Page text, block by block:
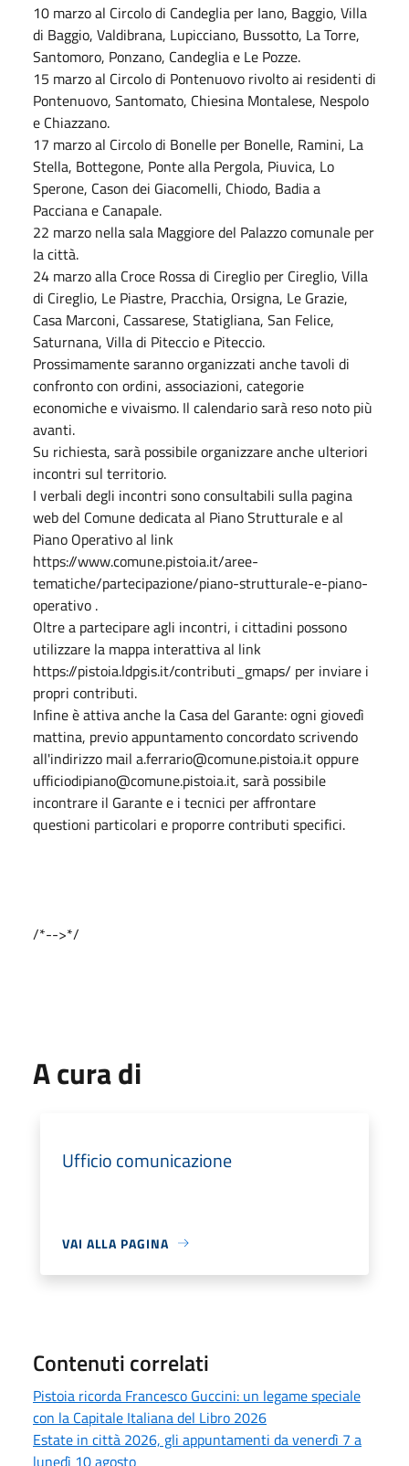
10 marzo al Circolo di Candeglia per Iano, Baggio, Villa
di Baggio, Valdibrana, Lupicciano, Bussotto, La Torre,
Santomoro, Ponzano, Candeglia e Le Pozze.
15 marzo al Circolo di Pontenuovo rivolto ai residenti di
Pontenuovo, Santomato, Chiesina Montalese, Nespolo
e Chiazzano.
17 marzo al Circolo di Bonelle per Bonelle, Ramini, La
Stella, Bottegone, Ponte alla Pergola, Piuvica, Lo
Sperone, Cason dei Giacomelli, Chiodo, Badia a
Pacciana e Canapale.
22 marzo nella sala Maggiore del Palazzo comunale per
la città.
24 marzo alla Croce Rossa di Cireglio per Cireglio, Villa
di Cireglio, Le Piastre, Pracchia, Orsigna, Le Grazie,
Casa Marconi, Cassarese, Statigliana, San Felice,
Saturnana, Villa di Piteccio e Piteccio.
Prossimamente saranno organizzati anche tavoli di
confronto con ordini, associazioni, categorie
economiche e vivaismo. Il calendario sarà reso noto più
avanti.
Su richiesta, sarà possibile organizzare anche ulteriori
incontri sul territorio.
I verbali degli incontri sono consultabili sulla pagina
web del Comune dedicata al Piano Strutturale e al
Piano Operativo al link
https://www.comune.pistoia.it/aree-
tematiche/partecipazione/piano-strutturale-e-piano-
operativo .
Oltre a partecipare agli incontri, i cittadini possono
utilizzare la mappa interattiva al link
https://pistoia.ldpgis.it/contributi_gmaps/ per inviare i
propri contributi.
Infine è attiva anche la Casa del Garante: ogni giovedì
mattina, previo appuntamento concordato scrivendo
all'indirizzo mail a.ferrario@comune.pistoia.it oppure
ufficiodipiano@comune.pistoia.it, sarà possibile
incontrare il Garante e i tecnici per affrontare
questioni particolari e proporre contributi specifici.
/*-->*/
A cura di
Ufficio comunicazione
VAI ALLA PAGINA
Contenuti correlati
Pistoia ricorda Francesco Guccini: un legame speciale
con la Capitale Italiana del Libro 2026
Estate in città 2026, gli appuntamenti da venerdì 7 a
lunedì 10 agosto